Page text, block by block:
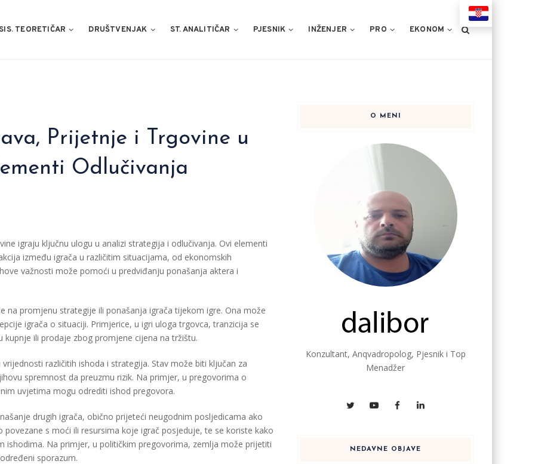
SIS. TEORETIČAR DRUŠTVENJAK ST. ANALITIČAR PJESNIK INŽENJER PRO EKONOM
Prijetnje i Trgovine u
Odlučivanja
igraju ključnu ulogu u analizi strategija i odlučivanja. Ovi elementi
između igrača u različitim situacijama, od ekonomskih
važnosti može pomoći u predviđanju ponašanja aktera i
na promjenu strategije ili ponašanja igrača tijekom igre. Ona može
igrača o situaciji. Primjerice, u igri uloga trgovca, tranzicija se
ili prodaje zbog promjene cijena na tržištu.
različitih ishoda i strategija. Stav može biti ključan za
spremnost da preuzmu rizik. Na primjer, u pregovorima o
uvjetima mogu odrediti ishod pregovora.
drugih igrača, obično prijeteći neugodnim posljedicama ako
s moći ili resursima koje igrač posjeduje, te se koriste kako
ishodima. Na primjer, u političkim pregovorima, zemlja može prijetiti
sporazum.
O MENI
Konzultant, Anqvadropolog, Pjesnik i Top
Menadžer
NEDAVNE OBJAVE